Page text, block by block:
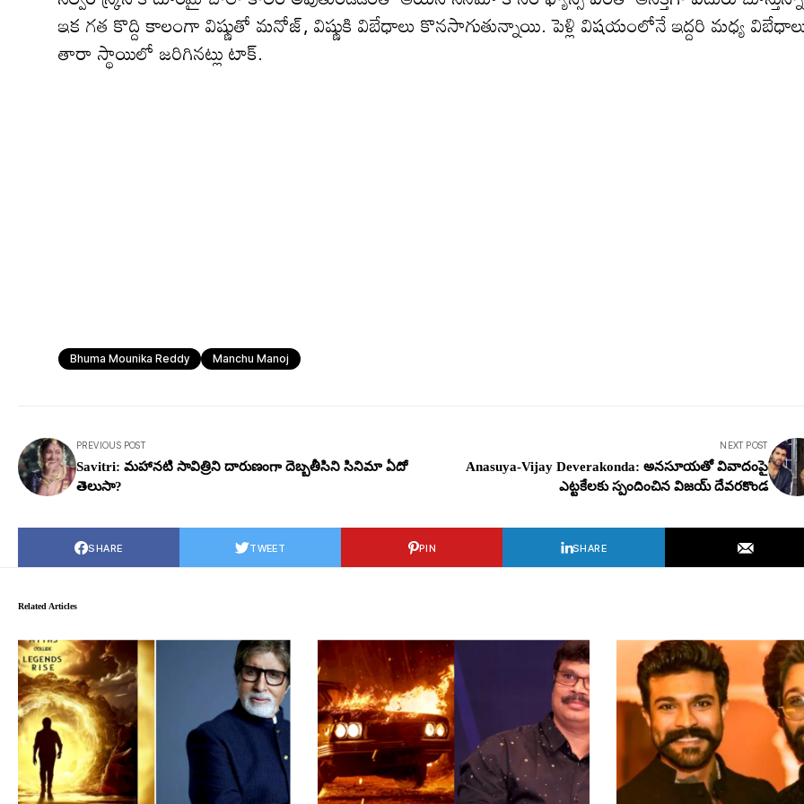
ఇక గ‌త కొద్ది కాలంగా విష్ణుతో మనోజ్, విష్ణుకి విబేధాలు కొనసాగుతున్నాయి. పెళ్లి విష‌యంలోనే ఇద్దరి మధ్య
తారా స్థాయిలో జరిగినట్లు టాక్.
Bhuma Mounika Reddy Manchu Manoj
PREVIOUS POST
Savitri: మహానటి సావిత్రిని దారుణంగా దెబ్బతీసిని సినిమా ఏదో
తెలుసా?
NEXT POST
Anasuya-Vijay Deverakonda: అన‌సూయ‌తో వివాదంపై
ఎట్ట‌కేల‌కు స్పందించిన విజ‌య్ దేవ‌ర‌కొండ‌
SHARE TWEET PIN SHARE
Related Articles